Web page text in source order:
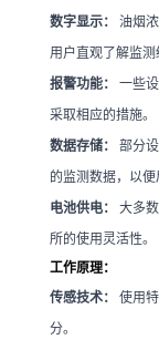
数字显示：
油烟
用户直观了解监测
报警功能：
一些
采取相应的措施。
数据存储：
部分
的监测数据，以便
电池供电：
大多
所的使用灵活性。
工作原理：
传感技术：
使用
分。